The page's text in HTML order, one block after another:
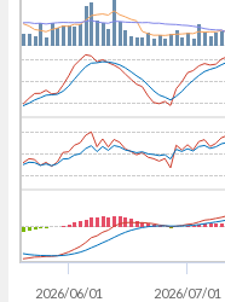
2026/06/01 2026/07/01